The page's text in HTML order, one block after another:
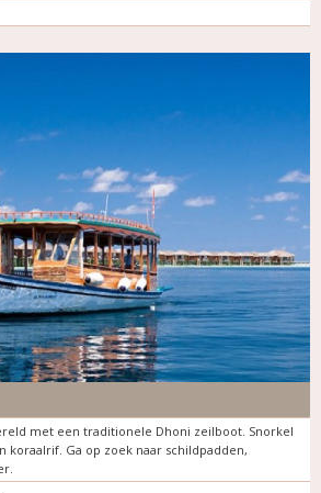
met een traditionele Dhoni zeilboot. Snorkel
koraalrif. Ga op zoek naar schildpadden,